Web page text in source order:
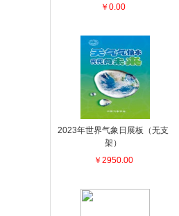
￥0.00
2023年世界气象日展板（无支
架）
￥2950.00